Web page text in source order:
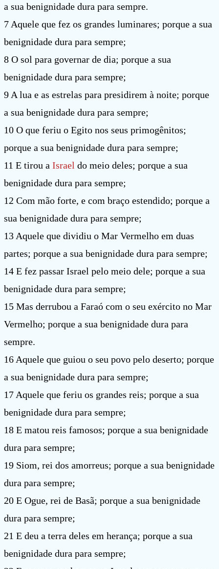
a sua benignidade dura para sempre.
7 Aquele que fez os grandes luminares; porque a sua
benignidade dura para sempre;
8 O sol para governar de dia; porque a sua
benignidade dura para sempre;
9 A lua e as estrelas para presidirem à noite; porque
a sua benignidade dura para sempre;
10 O que feriu o Egito nos seus primogênitos;
porque a sua benignidade dura para sempre;
11 E tirou a Israel do meio deles; porque a sua
benignidade dura para sempre;
12 Com mão forte, e com braço estendido; porque a
sua benignidade dura para sempre;
13 Aquele que dividiu o Mar Vermelho em duas
partes; porque a sua benignidade dura para sempre;
14 E fez passar Israel pelo meio dele; porque a sua
benignidade dura para sempre;
15 Mas derrubou a Faraó com o seu exército no Mar
Vermelho; porque a sua benignidade dura para
sempre.
16 Aquele que guiou o seu povo pelo deserto; porque
a sua benignidade dura para sempre;
17 Aquele que feriu os grandes reis; porque a sua
benignidade dura para sempre;
18 E matou reis famosos; porque a sua benignidade
dura para sempre;
19 Siom, rei dos amorreus; porque a sua benignidade
dura para sempre;
20 E Ogue, rei de Basã; porque a sua benignidade
dura para sempre;
21 E deu a terra deles em herança; porque a sua
benignidade dura para sempre;